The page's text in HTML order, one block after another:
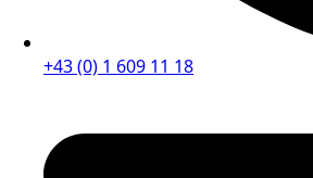
+43 (0) 1 609 11 18